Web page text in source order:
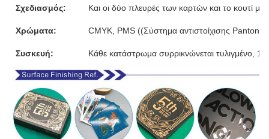
Σχεδιασμός: Και οι δύο πλευρές των καρτών και το κουτί
Χρώματα: CMYK, PMS ((Σύστημα αντιστοίχισης Pantone)
Συσκευή: Κάθε κατάστρωμα συρρικνώνεται τυλιγμένο,